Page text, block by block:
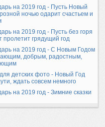
на 2019 год - Пусть Новый
ночью одарит счастьем и
на 2019 год - Пусть без горя
пролетит грядущий год
на 2019 год - С Новым Годом
добрым, радостным,
детских фото - Новый Год
ждать совсем немного
на 2019 год - Зимние сказки